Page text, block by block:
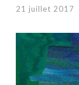
21 juillet 2017